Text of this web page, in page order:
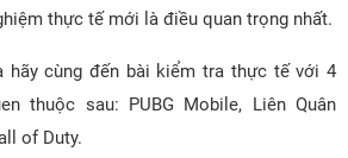
thực tế mới là điều quan trọng nhất.
hãy cùng đến bài kiểm tra thực tế với 4
thuộc sau: PUBG Mobile, Liên Quân
of Duty.